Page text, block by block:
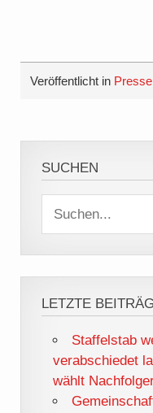
Veröffentlicht in Presse
SUCHEN
LETZTE
Staffelstab
verabschiedet
wählt